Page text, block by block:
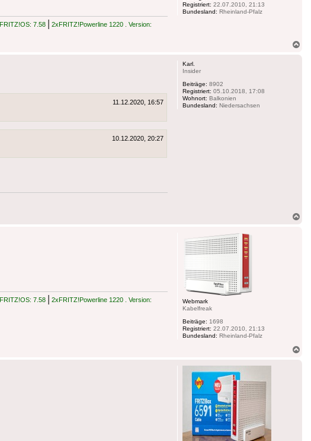
Registriert: 22.07.2010, 21:13
Bundesland: Rheinland-Pfalz
7.58
2xFRITZ!Powerline 1220 . Version:
Karl.
Insider
Beiträge: 8902
Registriert: 05.10.2018, 17:08
Wohnort: Balkonien
Bundesland: Niedersachsen
11.12.2020, 16:57
10.12.2020, 20:27
Webmark
Kabelfreak
Beiträge: 1698
Registriert: 22.07.2010, 21:13
Bundesland: Rheinland-Pfalz
7.58 | 2xFRITZ!Powerline 1220 . Version: